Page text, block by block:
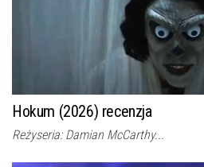
Hokum (2026) recenzja
Reżyseria: Damian McCarthy...